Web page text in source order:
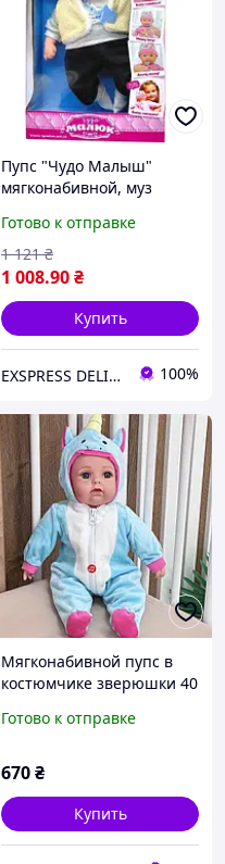
Пупс "Чудо Малыш"
мягконабивной, муз
Готово к отправке
1 008.90₴
1 121 ₴
Купить
EXSPRESS DELIVERY 100%
Мягконабивной пупс в
костюмчике зверюшки 40
"Единорожка голубой"
Готово к отправке
670₴
Купить